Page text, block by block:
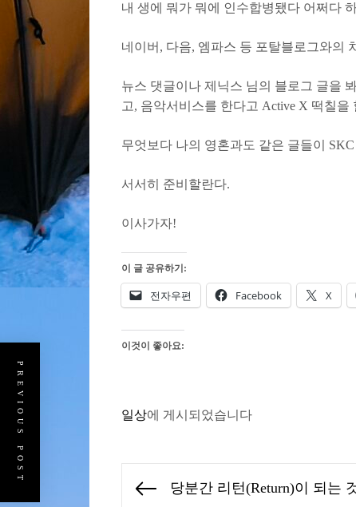
내 생에 뭐가 뭐에 인수합병됐다 어쩌다
네이버, 다음, 엠파스 등 포탈블로그와의
뉴스 댓글이나 제닉스 님의 블로그 글을
고, 음악서비스를 한다고 Active X 떡칠
무엇보다 나의 영혼과도 같은 글들이
서서히 준비할란다.
이사가자!
이 글 공유하기:
전자우편 Facebook X
이것이 좋아요:
일상에 게시되었습니다
Previous
당분간 리턴(Return)이 되는
PREVIOUS POST